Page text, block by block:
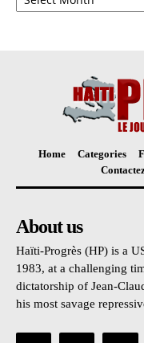
Home Categories
About us
Haïti-Progrès (HP) is a
1983, at a challenging
dictatorship of Jean-
his most savage